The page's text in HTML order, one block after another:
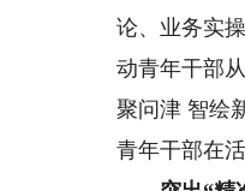
论、业务实
动青年干部
聚问津 智绘
青年干部在